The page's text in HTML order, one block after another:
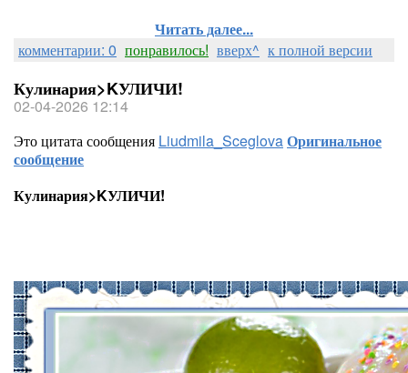
Читать далее...
комментарии: 0 понравилось! вверх^ к полной версии
Кулинария>KУЛИЧИ!
02-04-2026 12:14
Это цитата сообщения Liudmila_SceglovaОригинальное
сообщение
Кулинария>KУЛИЧИ!